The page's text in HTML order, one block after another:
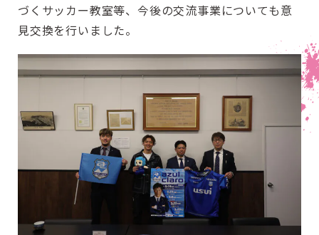
づくサッカー教室等、今後の交流事業についても意
見交換を行いました。